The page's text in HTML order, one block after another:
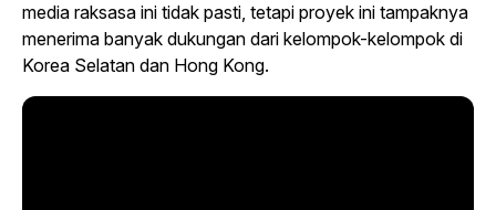
media raksasa ini tidak pasti, tetapi proyek ini tampaknya
menerima banyak dukungan dari kelompok-kelompok di
Korea Selatan dan Hong Kong.